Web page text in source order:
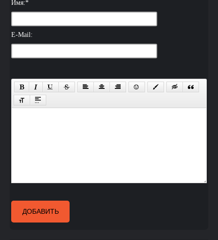
Имя:*
E-Mail:
ДОБАВИТЬ